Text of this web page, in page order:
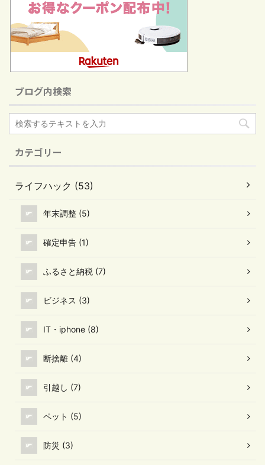
ブログ内検索
カテゴリー
ライフハック (53)
年末調整 (5)
確定申告 (1)
ふるさと納税 (7)
ビジネス (3)
IT・iphone (8)
断捨離 (4)
引越し (7)
ペット (5)
防災 (3)